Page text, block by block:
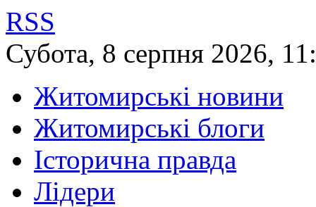
RSS
Субота, 8 серпня 2026,
Житомирські новини
Житомирські блоги
Історична правда
Лідери